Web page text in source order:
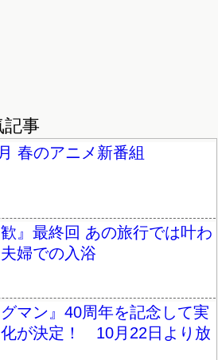
記事
春のアニメ新番組
歓』最終回 あの旅行では叶わ
婦での入浴
グマン』40周年を記念して実
が決定！ 10月22日より放